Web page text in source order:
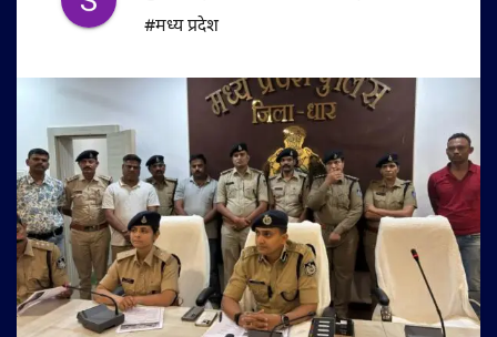
#मध्य प्रदेश